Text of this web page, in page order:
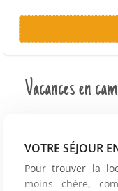
Vacances en
VOTRE SÉJOUR
Pour trouver la
moins chère,